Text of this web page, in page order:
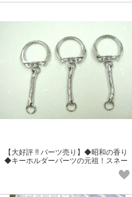
【大好評 !! パーツ売り】◆昭和の香り
◆キーホルダーパーツの元祖！スネー